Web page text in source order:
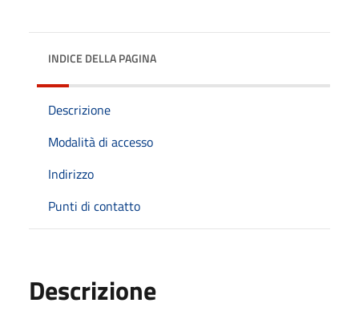
INDICE DELLA PAGINA
Descrizione
Modalità di accesso
Indirizzo
Punti di contatto
Descrizione